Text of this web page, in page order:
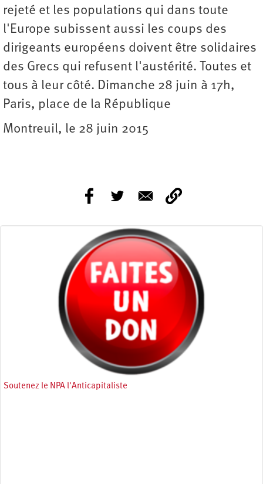
rejeté et les populations qui dans toute
l'Europe subissent aussi les coups des
dirigeants européens doivent être solidaires
des Grecs qui refusent l'austérité. Toutes et
tous à leur côté. Dimanche 28 juin à 17h,
Paris, place de la République
Montreuil, le 28 juin 2015
Soutenez le NPA l'Anticapitaliste